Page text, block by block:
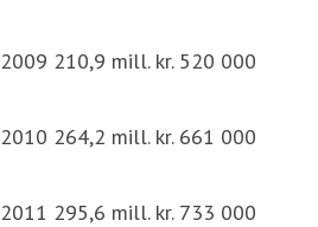
2009 210,9 mill. kr. 520 000
2010 264,2 mill. kr. 661 000
2011 295,6 mill. kr. 733 000